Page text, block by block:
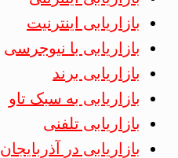
بازاریابی اینترنیت
بازاریابی با نیوجرسی
بازاریابی برند
بازاریابی به سبک تاو
بازاریابی تلفنی
بازاریابی در آذربایجان